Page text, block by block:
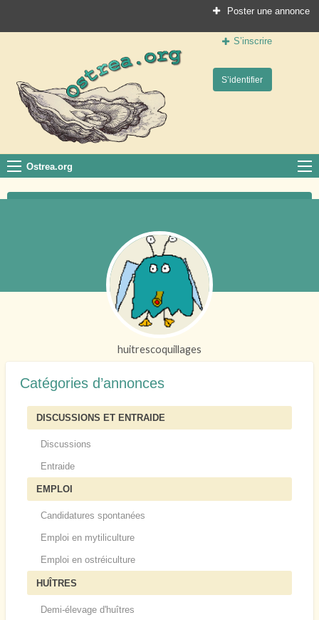
Poster une annonce
S’inscrire
S’identifier
Ostrea.org
Le site des professionnels de la conchyliculture
Ostrea.org
huitrescoquillages
Catégories d’annonces
DISCUSSIONS ET ENTRAIDE
Discussions
Entraide
EMPLOI
Candidatures spontanées
Emploi en mytiliculture
Emploi en ostréiculture
HUÎTRES
Demi-élevage d'huîtres